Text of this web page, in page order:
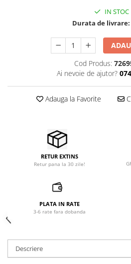
Microfoane wireless si sisteme
Studio si inregistrari
Accesorii de microfoane
Accesorii de rack
Controllere MIDI - USB DAW
Controllere monitoare de studio
Convertoare AD/DA
Interfete MIDI si Cabluri Midi-USB
Microfoane de studio
Monitoare de studio
Preamplificatoare
Protectii antifonice pentru urechi
IN STOC
Durata de livrare:
Cod Produs:
Ai nevoie de ajutor?
Adauga la Favorite
RETUR EXTINS
Retur pana la 30 zile!
PLATA IN RATE
3-6 rate fara dobanda
Descriere